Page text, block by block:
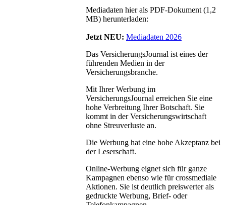
Mediadaten hier als PDF-Dokument (1,2
MB) herunterladen:
Jetzt NEU: Mediadaten 2026
Das VersicherungsJournal ist eines der
führenden Medien in der
Versicherungsbranche.
Mit Ihrer Werbung im
VersicherungsJournal erreichen Sie eine
hohe Verbreitung Ihrer Botschaft. Sie
kommt in der Versicherungswirtschaft
ohne Streuverluste an.
Die Werbung hat eine hohe Akzeptanz bei
der Leserschaft.
Online-Werbung eignet sich für ganze
Kampagnen ebenso wie für crossmediale
Aktionen. Sie ist deutlich preiswerter als
gedruckte Werbung, Brief- oder